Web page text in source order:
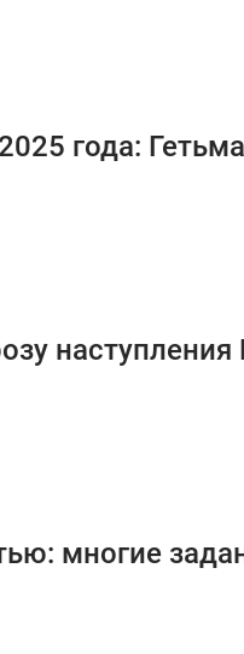
года:
многие